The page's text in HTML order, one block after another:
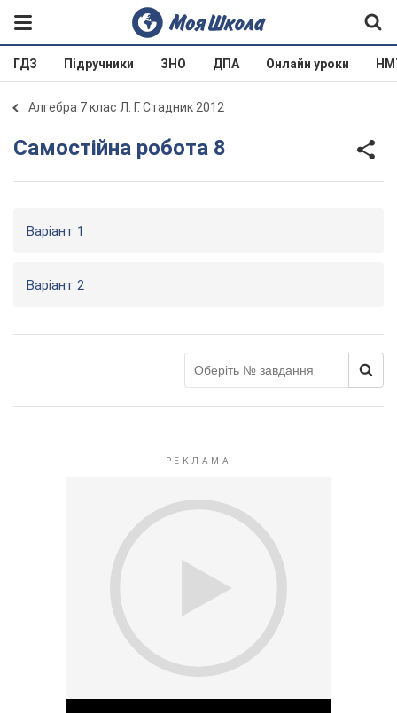
ГДЗ Підручники ЗНО ДПА Онлайн уроки
Алгебра 7 клас Л. Г. Стадник 2012
Самостійна робота 8
Варіант 1
Варіант 2